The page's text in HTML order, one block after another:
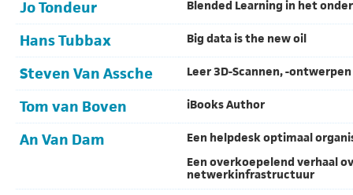
Jo Tondeur Blended Learning in het
Hans Tubbax Big data is the new oil
Steven Van Assche Leer 3D-Scannen, -
Tom van Boven iBooks Author
An Van Dam
Een helpdesk optimaal
Een overkoepelend verhaal
netwerkinfrastructuur